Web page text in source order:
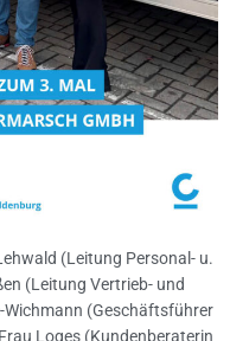
(Leitung Personal- u.
(Leitung Vertrieb- und
(Geschäftsführer
Loges (Kundenberaterin